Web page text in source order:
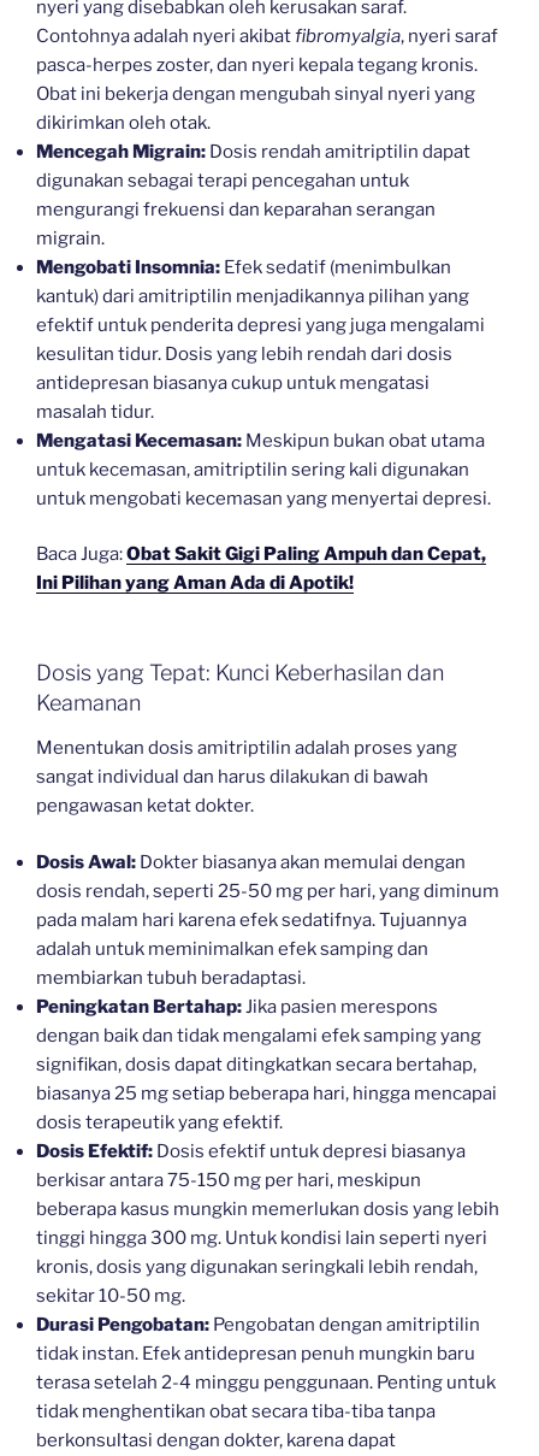
nyeri yang disebabkan oleh kerusakan saraf.
Contohnya adalah nyeri akibatfibromyalgia, nyeri saraf
pasca-herpes zoster, dan nyeri kepala tegang kronis.
Obat ini bekerja dengan mengubah sinyal nyeri yang
dikirimkan oleh otak.
Mencegah Migrain: Dosis rendah amitriptilin dapat
digunakan sebagai terapi pencegahan untuk
mengurangi frekuensi dan keparahan serangan
migrain.
Mengobati Insomnia: Efek sedatif (menimbulkan
kantuk) dari amitriptilin menjadikannya pilihan yang
efektif untuk penderita depresi yang juga mengalami
kesulitan tidur. Dosis yang lebih rendah dari dosis
antidepresan biasanya cukup untuk mengatasi
masalah tidur.
Mengatasi Kecemasan: Meskipun bukan obat utama
untuk kecemasan, amitriptilin sering kali digunakan
untuk mengobati kecemasan yang menyertai depresi.
Baca Juga:Obat Sakit Gigi Paling Ampuh dan Cepat,
Ini Pilihan yang Aman Ada di Apotik!
Dosis yang Tepat: Kunci Keberhasilan dan
Keamanan
Menentukan dosis amitriptilin adalah proses yang
sangat individual dan harus dilakukan di bawah
pengawasan ketat dokter.
Dosis Awal: Dokter biasanya akan memulai dengan
dosis rendah, seperti 25-50 mg per hari, yang diminum
pada malam hari karena efek sedatifnya. Tujuannya
adalah untuk meminimalkan efek samping dan
membiarkan tubuh beradaptasi.
Peningkatan Bertahap:Jika pasien merespons
dengan baik dan tidak mengalami efek samping yang
signifikan, dosis dapat ditingkatkan secara bertahap,
biasanya 25 mg setiap beberapa hari, hingga mencapai
dosis terapeutik yang efektif.
Dosis Efektif: Dosis efektif untuk depresi biasanya
berkisar antara 75-150 mg per hari, meskipun
beberapa kasus mungkin memerlukan dosis yang lebih
tinggi hingga 300 mg. Untuk kondisi lain seperti nyeri
kronis, dosis yang digunakan seringkali lebih rendah,
sekitar 10-50 mg.
Durasi Pengobatan: Pengobatan dengan amitriptilin
tidak instan. Efek antidepresan penuh mungkin baru
terasa setelah 2-4 minggu penggunaan. Penting untuk
tidak menghentikan obat secara tiba-tiba tanpa
berkonsultasi dengan dokter, karena dapat